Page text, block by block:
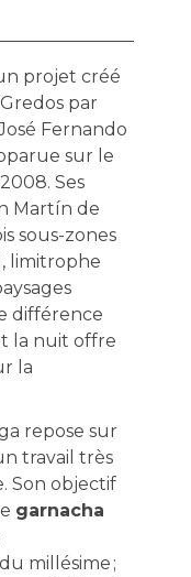
projet créé
par
Fernando
sur le
Ses
Martín de
sous-zones
limitrophe
différence
la nuit offre
la
repose sur
travail très
Son objectif
garnacha
millésime ;